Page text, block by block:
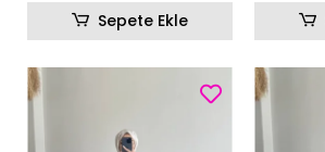
Sepete Ekle